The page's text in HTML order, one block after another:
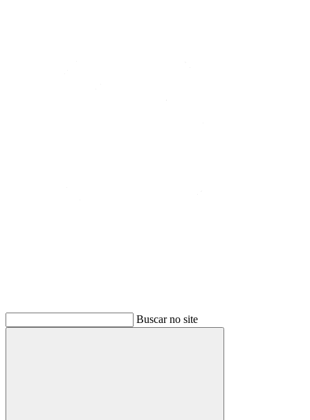
Buscar no site